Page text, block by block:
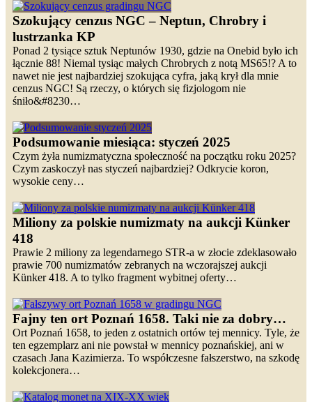
Szokujący cenzus NGC – Neptun, Chrobry i
lustrzanka KP
Ponad 2 tysiące sztuk Neptunów 1930, gdzie na Onebid było ich
łącznie 88! Niemal tysiąc małych Chrobrych z notą MS65!? A to
nawet nie jest najbardziej szokująca cyfra, jaką krył dla mnie
cenzus NGC! Są rzeczy, o których się fizjologom nie
śniło&#8230…
Podsumowanie miesiąca: styczeń 2025
Czym żyła numizmatyczna społeczność na początku roku 2025?
Czym zaskoczył nas styczeń najbardziej? Odkrycie koron,
wysokie ceny…
Miliony za polskie numizmaty na aukcji Künker
418
Prawie 2 miliony za legendarnego STR-a w złocie zdeklasowało
prawie 700 numizmatów zebranych na wczorajszej aukcji
Künker 418. A to tylko fragment wybitnej oferty…
Fajny ten ort Poznań 1658. Taki nie za dobry…
Ort Poznań 1658, to jeden z ostatnich ortów tej mennicy. Tyle, że
ten egzemplarz ani nie powstał w mennicy poznańskiej, ani w
czasach Jana Kazimierza. To współczesne fałszerstwo, na szkodę
kolekcjonera…